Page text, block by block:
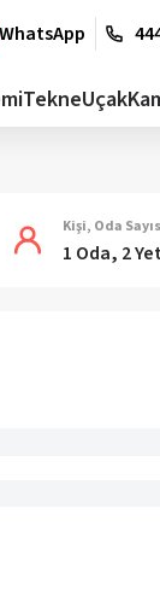
WhatsApp
TekneUçak
Kişi, Oda
1 Oda, 2